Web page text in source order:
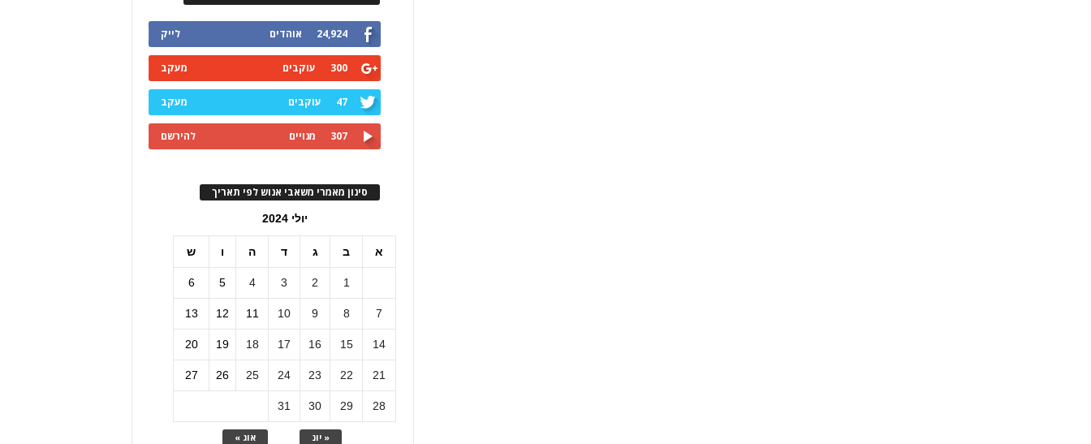
24,924 אוהדים לייק
300 עוקבים מעקב
47 עוקבים מעקב
307 מנויים להירשם
סינון מאמרי משאבי אנוש לפי תאריך
יולי 2024
א ב ג ד ה ו ש
« יונ אוג »
1
2
3
4
5
6
7
8
9
10
11
12
13
14
15
16
17
18
19
20
21
22
23
24
25
26
27
28
29
30
31